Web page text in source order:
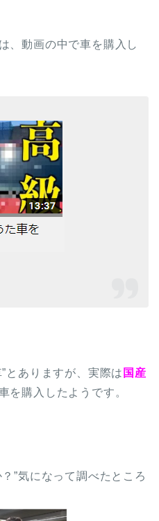
、動画の中で車を購入し
とありますが、実際は 国産
を購入したようです。
”気になって調べたところ